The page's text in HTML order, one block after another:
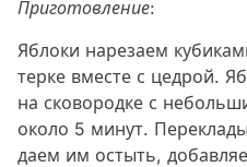
Приготовление:
Яблоки нарезаем
терке вместе с цедрой.
на сковородке с
около 5 минут.
даем им остыть,